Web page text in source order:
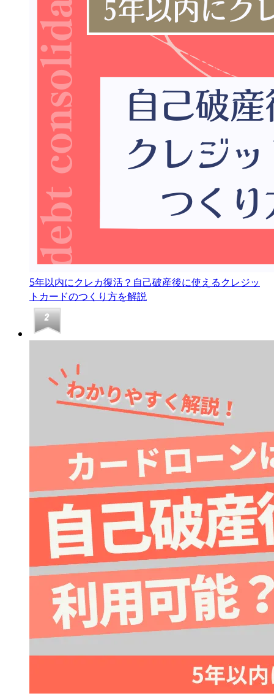
5年以内にクレカ復活？自己破産後に使えるクレジッ
トカードのつくり方を解説